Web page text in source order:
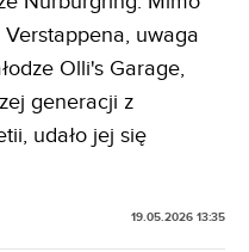
uwaga
Olli's Garage,
generacji z
udało jej się
19.05.2026 13:35